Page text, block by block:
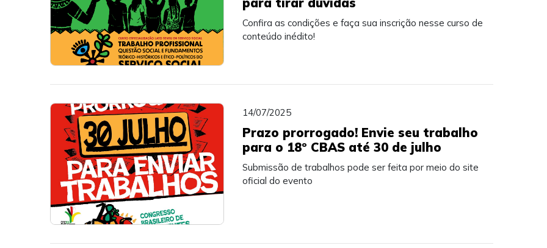
Confira as condições e faça sua inscrição nesse curso de
conteúdo inédito!
14/07/2025
Prazo prorrogado! Envie seu trabalho
para o 18º CBAS até 30 de julho
Submissão de trabalhos pode ser feita por meio do site
oficial do evento